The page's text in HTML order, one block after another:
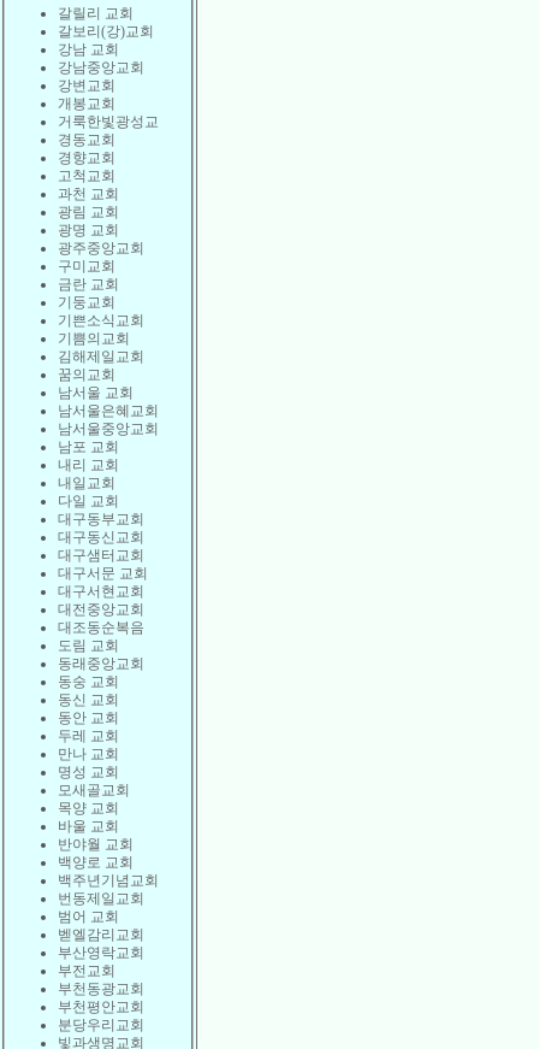
갈릴리 교회
갈보리(강)교회
강남 교회
강남중앙교회
강변교회
개봉교회
거룩한빛광성교
경동교회
경향교회
고척교회
과천 교회
광림 교회
광명 교회
광주중앙교회
구미교회
금란 교회
기둥교회
기쁜소식교회
기쁨의교회
김해제일교회
꿈의교회
남서울 교회
남서울은혜교회
남서울중앙교회
남포 교회
내리 교회
내일교회
다일 교회
대구동부교회
대구동신교회
대구샘터교회
대구서문 교회
대구서현교회
대전중앙교회
대조동순복음
도림 교회
동래중앙교회
동숭 교회
동신 교회
동안 교회
두레 교회
만나 교회
명성 교회
모새골교회
목양 교회
바울 교회
반야월 교회
백양로 교회
백주년기념교회
번동제일교회
범어 교회
벧엘감리교회
부산영락교회
부전교회
부천동광교회
부천평안교회
분당우리교회
빛과생명교회